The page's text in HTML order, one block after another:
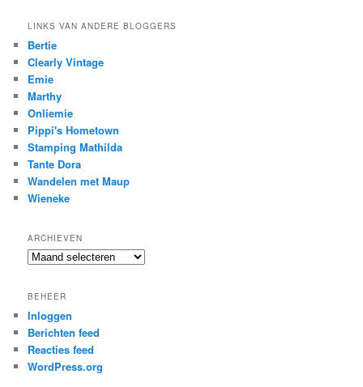
LINKS VAN ANDERE BLOGGERS
Bertie
Clearly Vintage
Emie
Marthy
Onliemie
Pippi's Hometown
Stamping Mathilda
Tante Dora
Wandelen met Maup
Wieneke
ARCHIEVEN
Archieven
BEHEER
Inloggen
Berichten feed
Reacties feed
WordPress.org